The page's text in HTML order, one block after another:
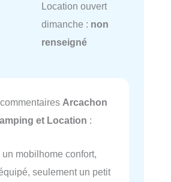
Location ouvert
dimanche : non
renseigné
Arcachon
et Location :
mobilhome confort,
seulement un petit